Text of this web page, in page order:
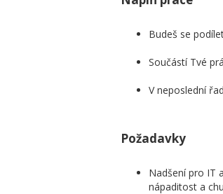
Budeš se
Součástí Tvé
V neposlední
Požadavky
Nadšení pro IT
nápaditost a